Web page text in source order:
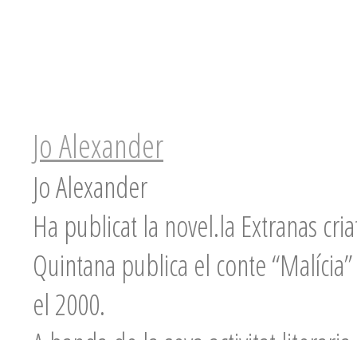
Jo Alexander
Jo Alexander
Ha publicat la novel.la Extranas
Quintana publica el conte
el 2000.